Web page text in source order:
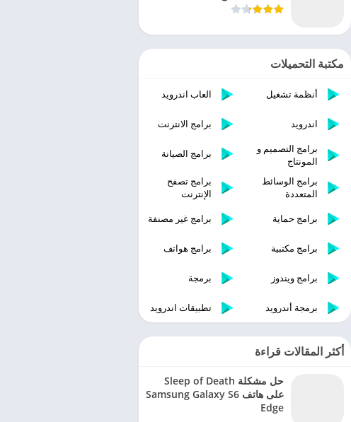
مكتبة التحميلات
أنظمة تشغيل العاب اندرويد
اندرويد
برامج الانترنت
برامج التصميم و
المونتاج
برامج الصيانة
برامج الوسائط
المتعددة
برامج تصفح
الإنترنت
برامج حماية
برامج غير مصنفة
برامج مكتبية برامج هواتف
برامج ويندوز برمجة
برمجة أندرويد تطبيقات اندرويد
أكثر المقالات قراءة
حل مشكلة Sleep of Death
على هاتف Samsung Galaxy S6
Edge